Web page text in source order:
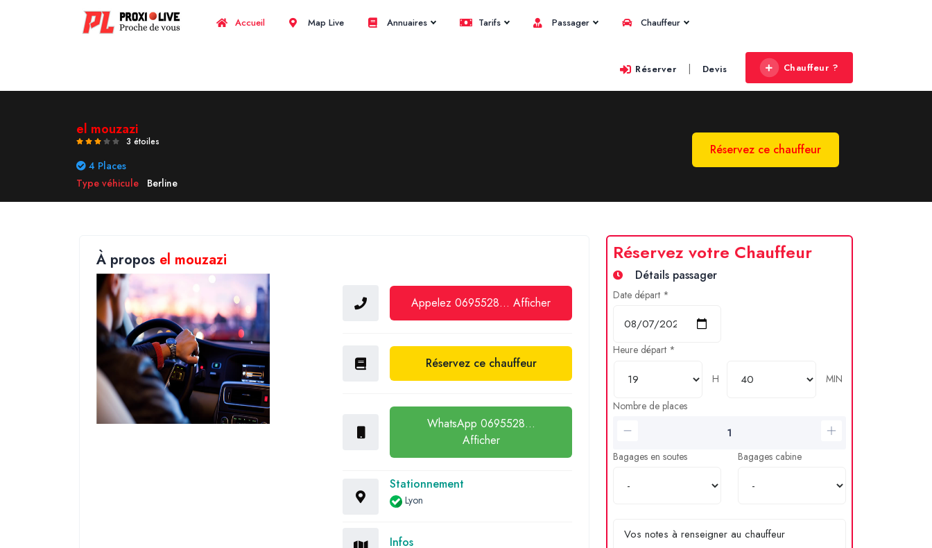
Accueil Map Live Annuaires Tarifs Passager Chauffeur
Réserver | Devis Chauffeur ?
Réservez ce chauffeur
el mouzazi
3 étoiles
4 Places
Type véhicule
Berline
À propos el mouzazi
Appelez 0695528... Afficher
Réservez ce chauffeur
WhatsApp 0695528...
Afficher
Stationnement
Lyon
Infos
Réservez votre Chauffeur
Détails passager
Date départ *
Heure départ *
H
MIN
Nombre de places
Bagages en soutes Bagages cabine